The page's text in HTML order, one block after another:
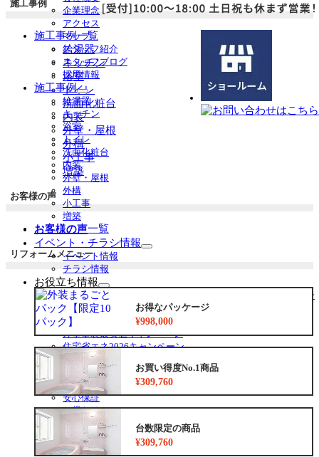
開
企業理念
アクセス
マップ
スタッフ紹介
スタッフブログ
採用情報
施工事例
サ
ブ
メ
ニ
ュ
ー
を
開
給湯器
キッチン
浴室
トイレ
洗面化粧台
内装
外壁・屋根
外構
小工事
増築
お客様の声
イベント・チラシ情報
サ
ニ
ュ
ー
展
イベント情報
チラシ情報
お役立ち情報
サ
ブ
ュ
を
展
開
リフォーム専門店ぷらす１リフォーム 屋根・外壁・水廻り一
新祭
水まわり4点パック
外壁塗装最安値キャンペーン
住宅省エネ2026キャンペーン
先進的窓リノベ2026事業
みらいエコ住宅2026事業
給湯省エネ2026事業
安心保証
お得なリフォームメニュー
リフォームの流れ
よくあるご質問
中古リノベをご検討中の方へ
施工事例
施工事例一覧
給湯器
キッチン
浴室
トイレ
洗面化粧台
内装
外壁・屋根
外構
小工事
増築
お客様の声
お客様の声一覧
リフォームメニュー
お得なパッケージ
¥998,000
お買い得度No.1商品
¥309,760
台数限定の商品
¥309,760